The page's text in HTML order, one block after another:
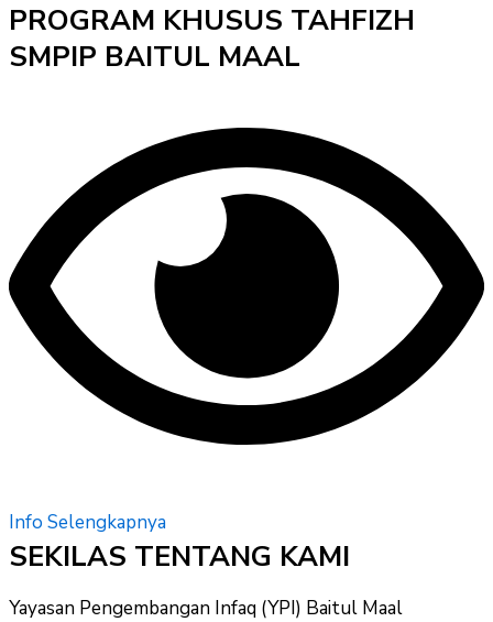
PROGRAM KHUSUS TAHFIZH
SMPIP BAITUL MAAL
Info Selengkapnya
SEKILAS TENTANG KAMI
Yayasan Pengembangan Infaq (YPI) Baitul Maal